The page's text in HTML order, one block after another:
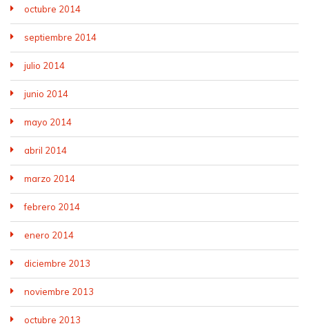
octubre 2014
septiembre 2014
julio 2014
junio 2014
mayo 2014
abril 2014
marzo 2014
febrero 2014
enero 2014
diciembre 2013
noviembre 2013
octubre 2013